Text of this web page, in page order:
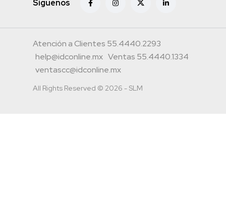
Siguenos
Atención a Clientes 55.4440.2293
help@idconline.mx Ventas 55.4440.1334
ventascc@idconline.mx
All Rights Reserved © 2026 - SLM